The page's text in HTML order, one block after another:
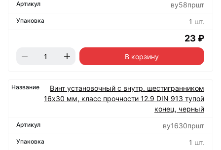
ву58пршт
1 шт.
23 ₽
В корзину
Винт установочный с внутр. шестигранником
16х30 мм, класс прочности 12.9 DIN 913 тупой
конец, черный
ву1630пршт
1 шт.